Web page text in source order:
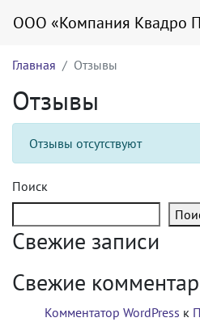
ООО «Компания Квадро
Главная Отзывы
Отзывы
Отзывы отсутствуют
Поиск
Свежие записи
Свежие
Комментатор WordPress к